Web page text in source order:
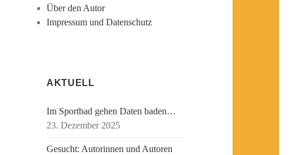
Über den Autor
Impressum und Datenschutz
AKTUELL
Im Sportbad gehen Daten baden…
23. Dezember 2025
Gesucht: Autorinnen und Autoren